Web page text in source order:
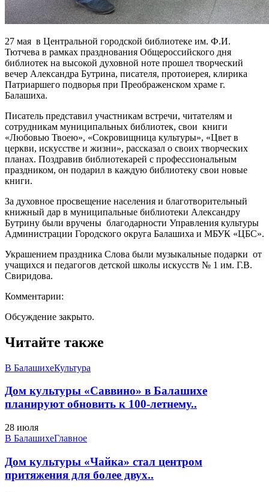
27 мая в Центральной городской библиотеке им. Ф.И.
Тютчева в рамках празднования Общероссийского дня
библиотек на высокой духовной ноте прошел творческий
вечер Александра Бутрина, писателя, протоиерея, клирика
Патриаршего подворья при Преображенском храме г.
Балашиха.
Писатель представил участникам встречи, читателям и
сотрудникам муниципальных библиотек, свои книги
«Любовью Твоею», «Сокровищница культуры», «Цвет в
церкви, искусстве и жизни», рассказал о своих творческих
планах. Поздравив библиотекарей с профессиональным
праздником, он подарил в каждую библиотеку свои новые
книги.
За духовное просвещение населения и благотворительный
книжный дар в муниципальные библиотеки Александру
Бутрину были вручены благодарности Управления культуры
Администрации Городского округа Балашиха и МБУК «ЦБС».
Украшением праздника Слова были музыкальные подарки от
учащихся и педагогов детской школы искусств № 1 им. Г.В.
Свиридова.
Комментарии:
Обсуждение закрыто.
Читайте также
В БалашихеКультура
Дом культуры «Саввино» в Балашихе
планируют обновить к 100-летнему..
28 июля
В БалашихеГлавное
Дом культуры «Чайка» стал центром
притяжения для более двух..